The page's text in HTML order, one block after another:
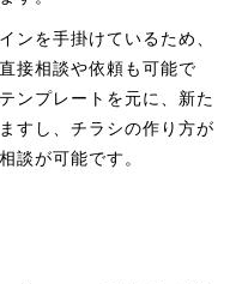
ンを手掛けているため、
接相談や依頼も可能で
ンプレートを元に、新た
すし、チラシの作り方が
談が可能です。